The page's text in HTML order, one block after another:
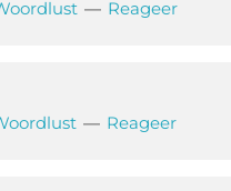
Reageer
Reageer